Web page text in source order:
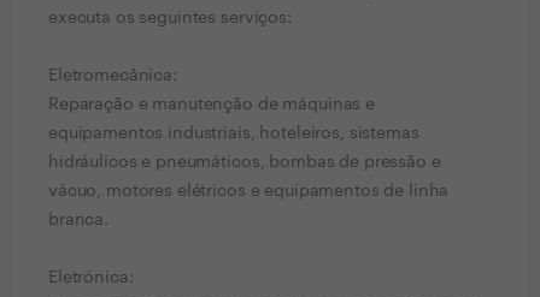
executa os seguintes serviços:
Eletromecânica:
Reparação e manutenção de máquinas e
equipamentos industriais, hoteleiros, sistemas
hidráulicos e pneumáticos, bombas de pressão e
vácuo, motores elétricos e equipamentos de linha
branca.
Eletrónica: